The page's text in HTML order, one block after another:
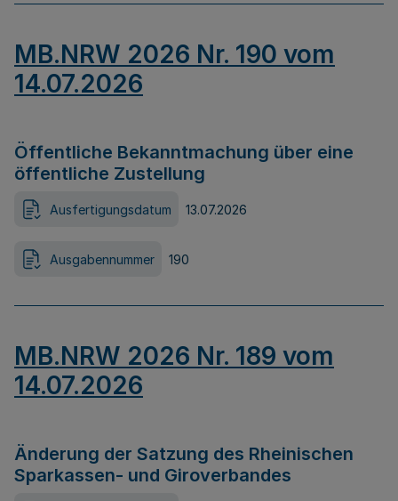
MB.NRW 2026 Nr. 190 vom
14.07.2026
Öffentliche Bekanntmachung über eine
öffentliche Zustellung
Ausfertigungsdatum 13.07.2026
Ausgabennummer 190
MB.NRW 2026 Nr. 189 vom
14.07.2026
Änderung der Satzung des Rheinischen
Sparkassen- und Giroverbandes